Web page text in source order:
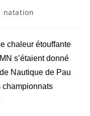
natation
chaleur étouffante
s’étaient donné
Nautique de Pau
championnats